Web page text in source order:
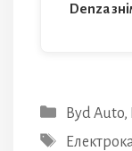
Denza
Категорії
Byd Auto,
Позначки